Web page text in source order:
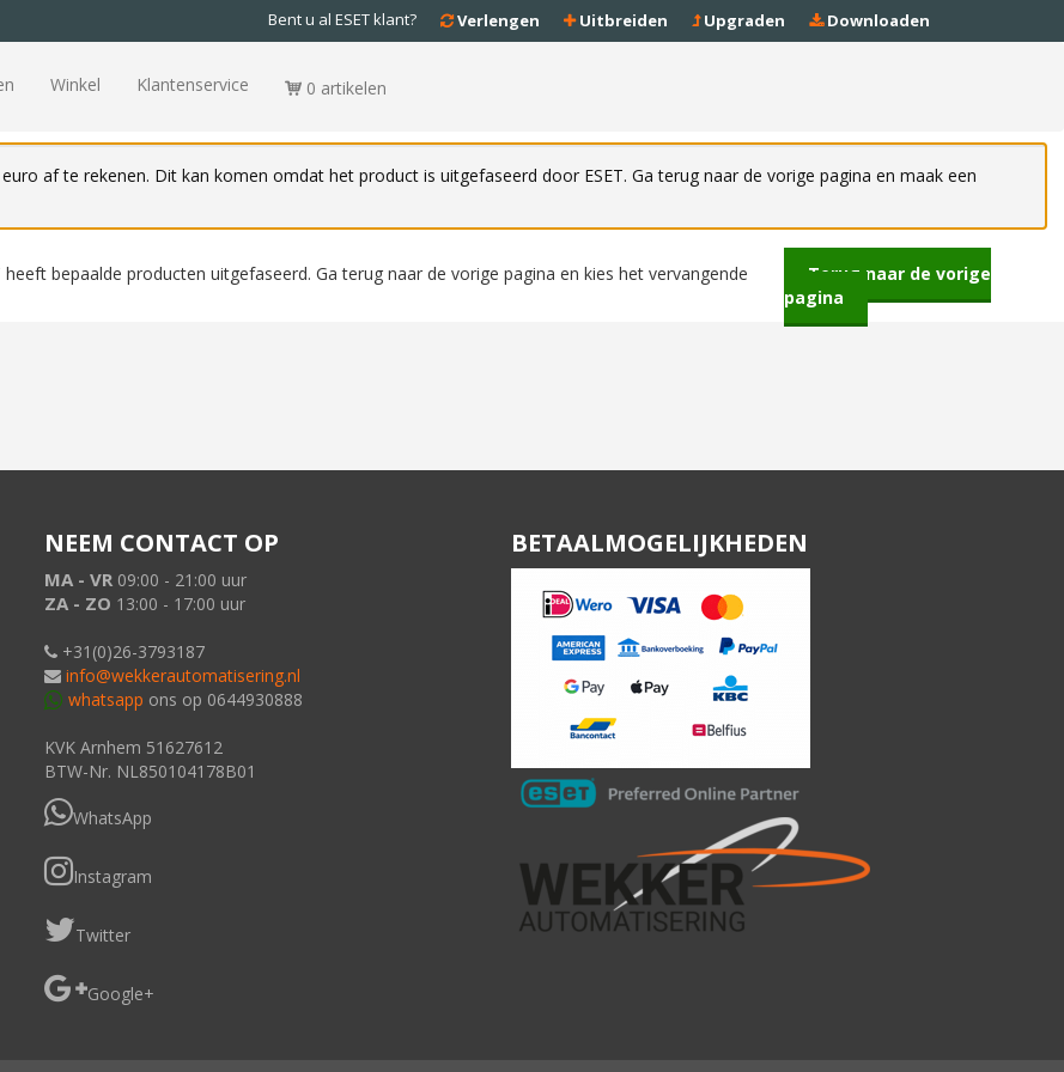
Bent u al ESET klant? Verlengen Uitbreiden Upgraden Downloaden
Winkel Klantenservice 0 artikelen
af te rekenen. Dit kan komen omdat het product is uitgefaseerd door ESET. Ga terug naar de vorige pagina en maak een
bepaalde producten uitgefaseerd. Ga terug naar de vorige pagina en kies het vervangende
Terug naar de vorige
pagina
NEEM CONTACT OP
MA - VR 09:00 - 21:00 uur
ZA - ZO 13:00 - 17:00 uur
+31(0)26-3793187
info@wekkerautomatisering.nl
whatsapp ons op 0644930888
KVK Arnhem 51627612
BTW-Nr. NL850104178B01
WhatsApp
Instagram
Twitter
Google+
BETAALMOGELIJKHEDEN